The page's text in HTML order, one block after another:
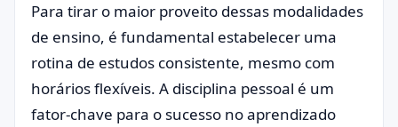
Para tirar o maior proveito dessas modalidades
de ensino, é fundamental estabelecer uma
rotina de estudos consistente, mesmo com
horários flexíveis. A disciplina pessoal é um
fator-chave para o sucesso no aprendizado